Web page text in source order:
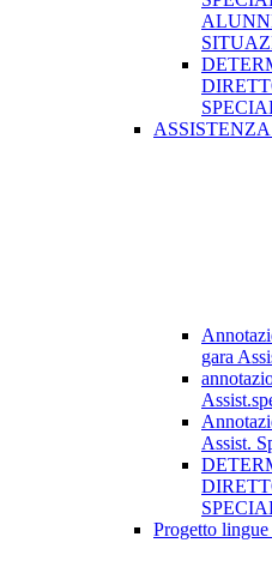
gara
Assist.
Progetto